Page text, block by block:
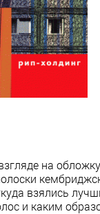
на
взялись
и каким